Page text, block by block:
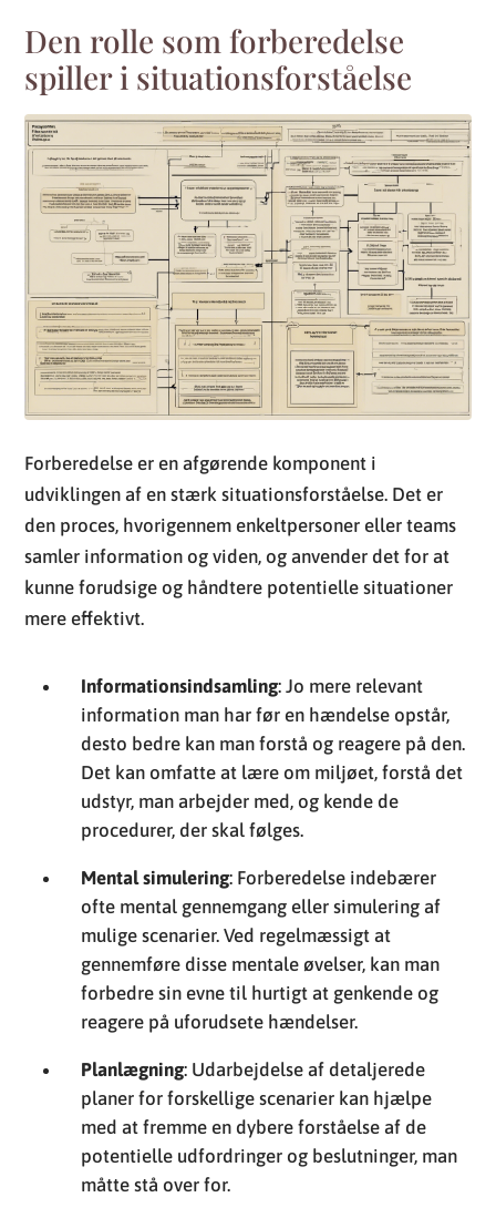
Den rolle som forberedelse
spiller i situationsforståelse
Forberedelse er en afgørende komponent i
udviklingen af en stærk situationsforståelse. Det er
den proces, hvorigennem enkeltpersoner eller teams
samler information og viden, og anvender det for at
kunne forudsige og håndtere potentielle situationer
mere effektivt.
Informationsindsamling: Jo mere relevant
information man har før en hændelse opstår,
desto bedre kan man forstå og reagere på den.
Det kan omfatte at lære om miljøet, forstå det
udstyr, man arbejder med, og kende de
procedurer, der skal følges.
Mental simulering: Forberedelse indebærer
ofte mental gennemgang eller simulering af
mulige scenarier. Ved regelmæssigt at
gennemføre disse mentale øvelser, kan man
forbedre sin evne til hurtigt at genkende og
reagere på uforudsete hændelser.
Planlægning: Udarbejdelse af detaljerede
planer for forskellige scenarier kan hjælpe
med at fremme en dybere forståelse af de
potentielle udfordringer og beslutninger, man
måtte stå over for.